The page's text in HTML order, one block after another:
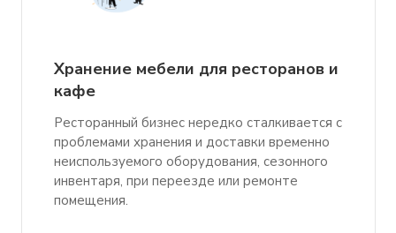
Хранение мебели для ресторанов и
кафе
Ресторанный бизнес нередко сталкивается с
проблемами хранения и доставки временно
неиспользуемого оборудования, сезонного
инвентаря, при переезде или ремонте
помещения.